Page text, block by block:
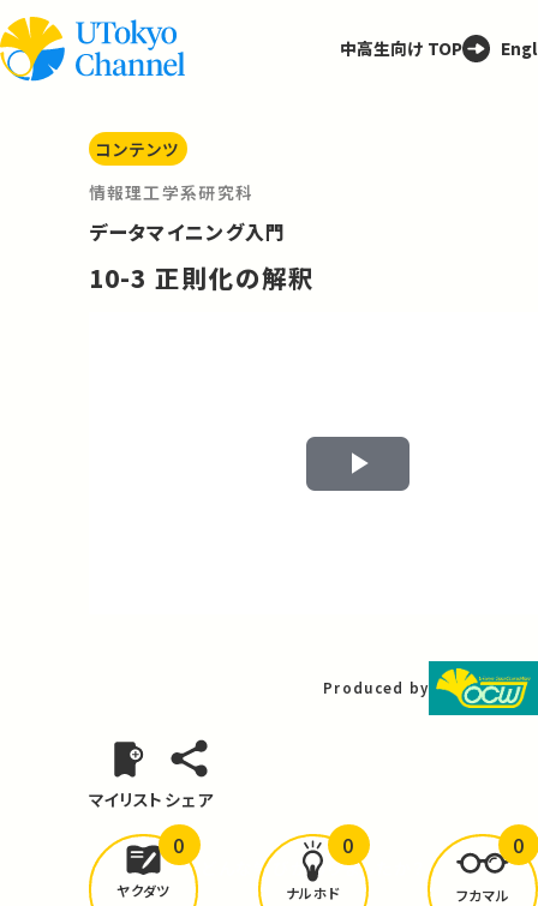
中高生向け TOP
コンテンツ
情報理工学系研究科
データマイニング入門
10-3 正則化の解釈
Play
Produced by
マイリスト シェア
どんな学びがありましたか？
ヤクダツ
0
ナルホド
0
フカマル
0